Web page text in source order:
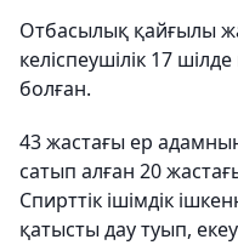
Отбасылық қайғылы
келіспеушілік 17
болған.
43 жастағы ер
сатып алған 20
Спирттік ішімдік
қатысты дау туып,